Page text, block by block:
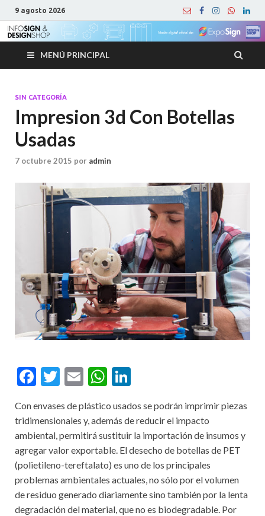
9 agosto 2026
MENÚ PRINCIPAL
SIN CATEGORÍA
Impresion 3d Con Botellas
Usadas
7 octubre 2015 por admin
F
e
b
o
o
k
T
itt
er
E
ai
l
W
at
s
A
p
p
ke
dI
n
Con envases de plástico usados se podrán imprimir piezas
tridimensionales y, además de reducir el impacto
ambiental, permitirá sustituir la importación de insumos y
agregar valor exportable. El desecho de botellas de PET
(polietileno-tereftalato) es uno de los principales
problemas ambientales actuales, no sólo por el volumen
de residuo generado diariamente sino también por la lenta
degradación del material, que no es biodegradable. Por